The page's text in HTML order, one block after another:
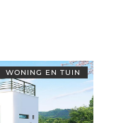
WONING EN TUIN